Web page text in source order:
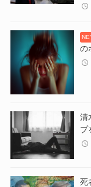
の
清
プ
死